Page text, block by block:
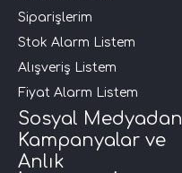
Siparişlerim
Stok Alarm Listem
Alışveriş Listem
Fiyat Alarm Listem
Sosyal Medyadan
Kampanyalar ve
Anlık